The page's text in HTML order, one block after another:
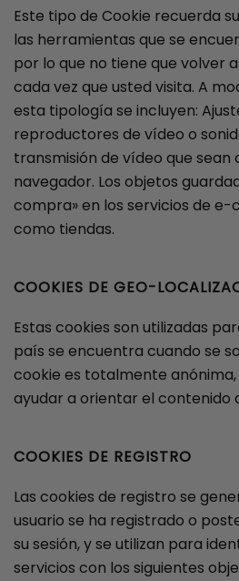
Este tipo de Cookie recuerda
las herramientas que se
por lo que no tiene que volver
cada vez que usted visita. A
esta tipología se incluyen:
reproductores de vídeo o
transmisión de vídeo que
navegador. Los objetos
compra» en los servicios de
como tiendas.
COOKIES DE GEO-
Estas cookies son utilizadas
país se encuentra cuando se
cookie es totalmente anónima,
ayudar a orientar el contenido
COOKIES DE REGISTRO
Las cookies de registro se
usuario se ha registrado o
su sesión, y se utilizan para
servicios con los siguientes